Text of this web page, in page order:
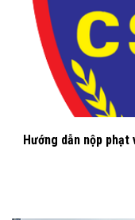
Hướng dẫn nộp